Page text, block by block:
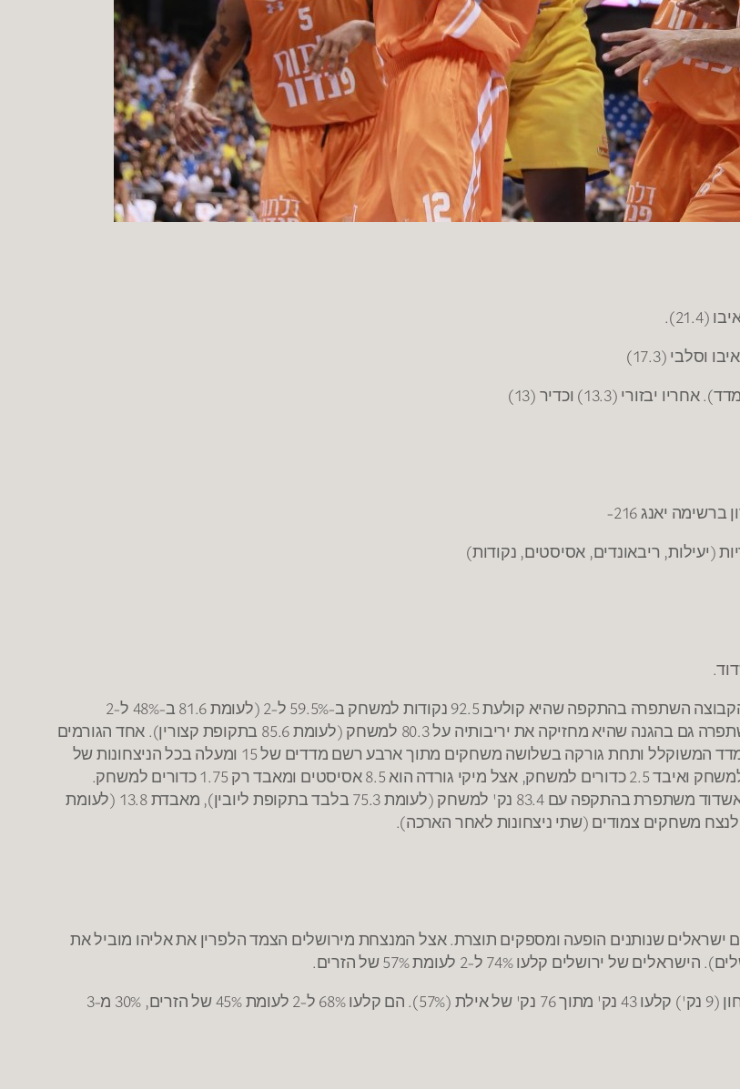
בני הרצליה של מיקי גורקה עם מאזן 1-3 (לעומת 12-6 של קצורין). הקבוצה השתפרה בהתקפה שהיא קולעת 92.5 נקודות למשחק ב-59.5% ל-2 (לעומת 81.6 ב-48% ל-2
בתקופת קצורין) ומחלקת 24.8 אסיסטים (לעומת 17.6). הרצליה השתפרה גם בהגנה שהיא מחזיקה את יריבותיה על 80.3 למשחק (לעומת 85.6 בתקופת קצורין). אחד הגורמים
העיקריים הוא אבירם זליקוביץ שתחת קצורין לא עבר את 10 הנק' במדד המשוקלל ותחת גורקה בשלושה משחקים מתוך ארבע רשם מדדים של 15 ומעלה בכל הניצחונות של
מכבי אשדוד של צביקה שרף עם מאזן 3-3 (לעומת 3-13 של ליובין). אשדוד משתפרת בהתקפה עם 83.4 נק' למשחק (לעומת 75.3 בלבד בתקופת ליובין), מאבדת 13.8 (לעומת
ישראלים שנותנים הופעה ומספקים תוצרת. אצל המנצחת מירושלים הצמד הלפרין את אליהו מוביל את
גם באילת הישראלים הובילו את הקבוצה: כדיר, ניסים (17 נק') ושמחון (9 נק') קלעו 43 נק' מתוך 76 נק' של אילת (57%). הם קלעו 68% ל-2 לעומת 45% של הזרים, 30% מ-3